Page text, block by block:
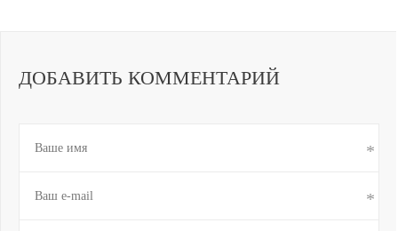
ДОБАВИТЬ КОММЕНТАРИЙ